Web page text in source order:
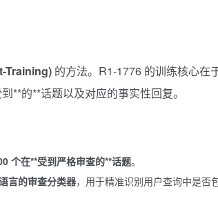
Training) 的方法。R1-1776 的训练核心在
**的**话题以及对应的事实性回复。
个在**受到严格审查的**话题。
言的审查分类器，用于精准识别用户查询中是否